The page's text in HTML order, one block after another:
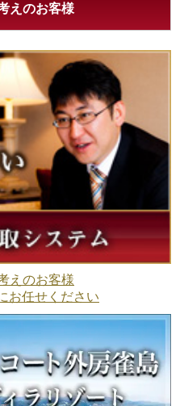
えのお客様
えのお客様
お任せください